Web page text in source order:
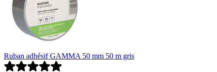
Ruban adhésif GAMMA 50 mm 50 m gris